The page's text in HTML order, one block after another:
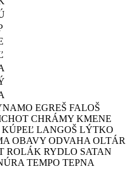
EGREŠ FALOŠ
CHRÁMY KMENE
KÚPEĽ LANGOŠ LÝTKO
OBAVY ODVAHA OLTÁR
ROLÁK RYDLO SATAN
TEMPO TEPNA